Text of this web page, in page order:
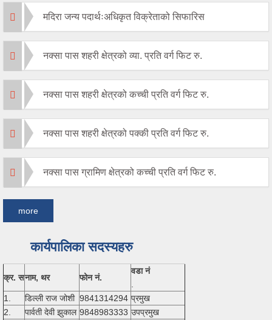
मदिरा जन्य पदार्थःअधिकृत विक्रेताको सिफारिस
नक्सा पास शहरी क्षेत्रको व्या. प्रति वर्ग फिट रु.
नक्सा पास शहरी क्षेत्रको कच्ची प्रति वर्ग फिट रु.
नक्सा पास शहरी क्षेत्रको पक्की प्रति वर्ग फिट रु.
नक्सा पास ग्रामिण क्षेत्रको कच्ची प्रति वर्ग फिट रु.
more
कार्यपालिका सदस्यहरु
क्र. सनाम, थर फोन नं.
वडा नं
1.
डिल्ली राज जोशी 9841314294 प्रमुख
2.
पार्वती देवी झुकाल 9848983333 उपप्रमुख